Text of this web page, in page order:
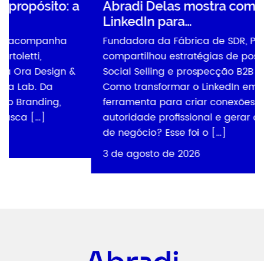
Abradi Delas mostra como usar o
LinkedIn para…
Fundadora da Fábrica de SDR, Paula Olaf
compartilhou estratégias de posicionamento,
Social Selling e prospecção B2B na plataforma
Como transformar o LinkedIn em uma
ferramenta para criar conexões, fortalecer a
autoridade profissional e gerar oportunidades
de negócio? Esse foi o […]
3 de agosto de 2026